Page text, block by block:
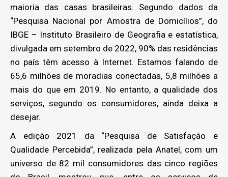
maioria das casas brasileiras. Segundo dados da
“Pesquisa Nacional por Amostra de Domicílios”, do
IBGE – Instituto Brasileiro de Geografia e estatística,
divulgada em setembro de 2022, 90% das residências
no país têm acesso à Internet. Estamos falando de
65,6 milhões de moradias conectadas, 5,8 milhões a
mais do que em 2019. No entanto, a qualidade dos
serviços, segundo os consumidores, ainda deixa a
desejar.
A edição 2021 da “Pesquisa de Satisfação e
Qualidade Percebida”, realizada pela Anatel, com um
universo de 82 mil consumidores das cinco regiões